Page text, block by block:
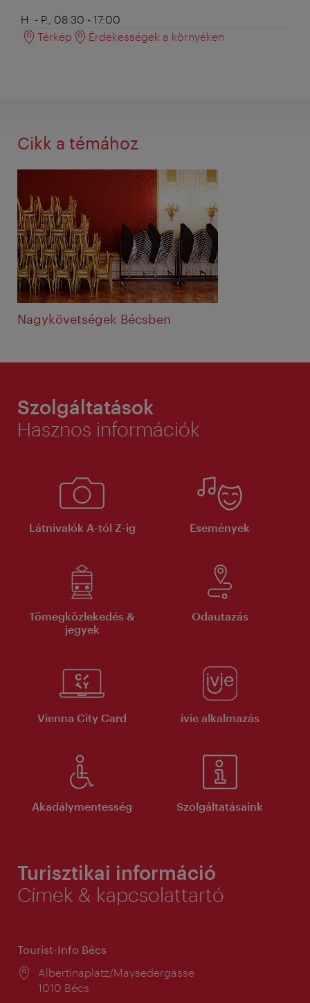
H. - P., 08:30 - 17:00
Térkép
Érdekességek a környéken
Cikk a témához
Nagykövetségek Bécsben
Szolgáltatások
Hasznos információk
Látnivalók A-tól Z-ig Események
Tömegközlekedés &
jegyek
Odautazás
Vienna City Card ivie alkalmazás
Akadálymentesség Szolgáltatásaink
Turisztikai információ
Címek & kapcsolattartó
Tourist-Info Bécs
Helyszín:
Albertinaplatz/Maysedergasse
1010 Bécs